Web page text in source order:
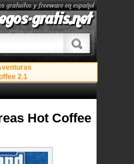
gratuitos y freeware en español
gratis.net
2.1
Hot Coffee